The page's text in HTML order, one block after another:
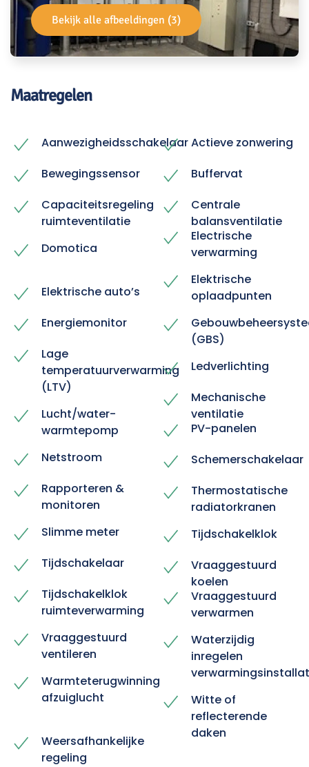
Bekijk alle afbeeldingen (3)
Maatregelen
AanwezigheidsschakelaarActieve zonwering
Bewegingssensor
Buffervat
Capaciteitsregeling
ruimteventilatie
Centrale
balansventilatie
Domotica
Electrische
verwarming
Elektrische auto’s
Elektrische
oplaadpunten
Energiemonitor
(GBS)
Lage
temperatuurverwarming
(LTV)
Ledverlichting
Lucht/water-
warmtepomp
Mechanische
ventilatie
Netstroom
PV-panelen
Rapporteren &
monitoren
Schemerschakelaar
Slimme meter
Thermostatische
radiatorkranen
Tijdschakelaar
Tijdschakelklok
Tijdschakelklok
ruimteverwarming
Vraaggestuurd
koelen
Vraaggestuurd
ventileren
Vraaggestuurd
verwarmen
Warmteterugwinning
afzuiglucht
Waterzijdig
inregelen
Weersafhankelijke
regeling
Witte of
reflecterende
daken